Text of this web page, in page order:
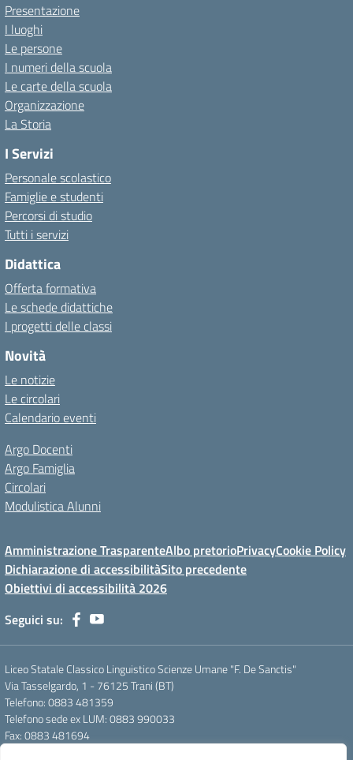
Presentazione
I luoghi
Le persone
I numeri della scuola
Le carte della scuola
Organizzazione
La Storia
I Servizi
Personale scolastico
Famiglie e studenti
Percorsi di studio
Tutti i servizi
Didattica
Offerta formativa
Le schede didattiche
I progetti delle classi
Novità
Le notizie
Le circolari
Calendario eventi
Argo Docenti
Argo Famiglia
Circolari
Modulistica Alunni
Amministrazione TrasparenteAlbo pretorioPrivacyCookie Policy
Dichiarazione di accessibilitàSito precedente
Obiettivi di accessibilità 2026
Seguici su:
Liceo Statale Classico Linguistico Scienze Umane "F. De Sanctis"
Via Tasselgardo, 1 - 76125 Trani (BT)
Telefono: 0883 481359
Telefono sede ex LUM: 0883 990033
Fax: 0883 481694